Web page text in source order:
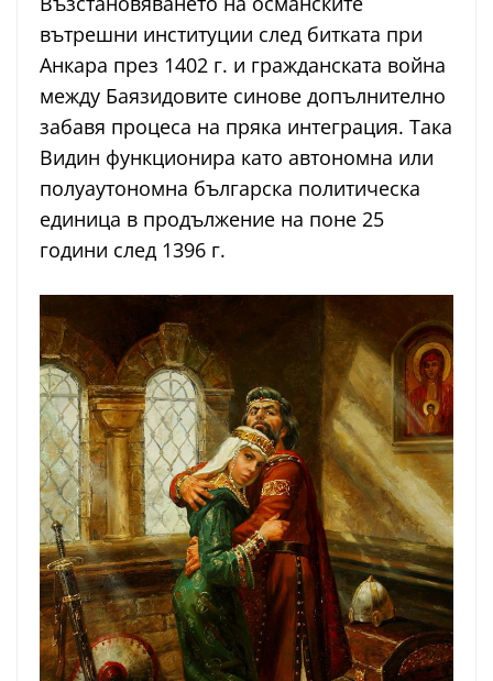
вътрешни институции след битката при
Анкара през 1402 г. и гражданската война
между Баязидовите синове допълнително
забавя процеса на пряка интеграция. Така
Видин функционира като автономна или
полуаутономна българска политическа
единица в продължение на поне 25
години след 1396 г.